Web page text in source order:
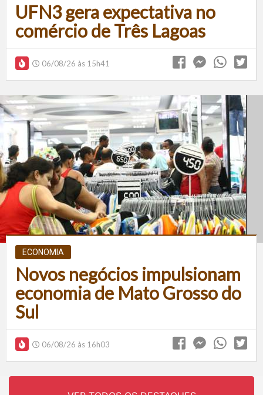
UFN3 gera expectativa no
comércio de Três Lagoas
06/08/26 às 15h41
ECONOMIA
Novos negócios impulsionam
economia de Mato Grosso do
Sul
06/08/26 às 16h03